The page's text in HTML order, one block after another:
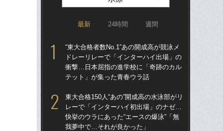
最新 24時間 週間
“東大合格者数No.1”あの開成高が競泳メ
ドレーリレーで「インターハイ出場」の
衝撃…日本屈指の進学校に「奇跡のカル
テット」が集った青春ウラ話
東大合格150人“あの”開成高の水泳部がリ
レーで「インターハイ初出場」のナゼ…
快挙のウラにあった“エースの爆泳”「無
我夢中で…それが良かった」